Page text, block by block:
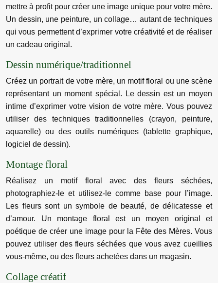
mettre à profit pour créer une image unique pour votre mère.
Un dessin, une peinture, un collage… autant de techniques
qui vous permettent d’exprimer votre créativité et de réaliser
un cadeau original.
Dessin numérique/traditionnel
Créez un portrait de votre mère, un motif floral ou une scène
représentant un moment spécial. Le dessin est un moyen
intime d’exprimer votre vision de votre mère. Vous pouvez
utiliser des techniques traditionnelles (crayon, peinture,
aquarelle) ou des outils numériques (tablette graphique,
logiciel de dessin).
Montage floral
Réalisez un motif floral avec des fleurs séchées,
photographiez-le et utilisez-le comme base pour l’image.
Les fleurs sont un symbole de beauté, de délicatesse et
d’amour. Un montage floral est un moyen original et
poétique de créer une image pour la Fête des Mères. Vous
pouvez utiliser des fleurs séchées que vous avez cueillies
vous-même, ou des fleurs achetées dans un magasin.
Collage créatif